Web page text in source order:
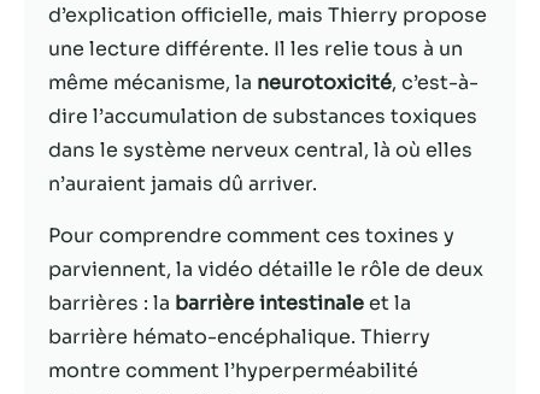
d’explication officielle, mais Thierry propose
une lecture différente. Il les relie tous à un
même mécanisme, la neurotoxicité, c’est-à-
dire l’accumulation de substances toxiques
dans le système nerveux central, là où elles
n’auraient jamais dû arriver.
Pour comprendre comment ces toxines y
parviennent, la vidéo détaille le rôle de deux
barrières : la barrière intestinaleet la
barrière hémato-encéphalique. Thierry
montre comment l’hyperperméabilité
Nécessaire
Ces cookies ne
sont pas
facultatifs. Ils
sont
fonctionnement
du site Web.
Statistiques
Afin que nous
puissions